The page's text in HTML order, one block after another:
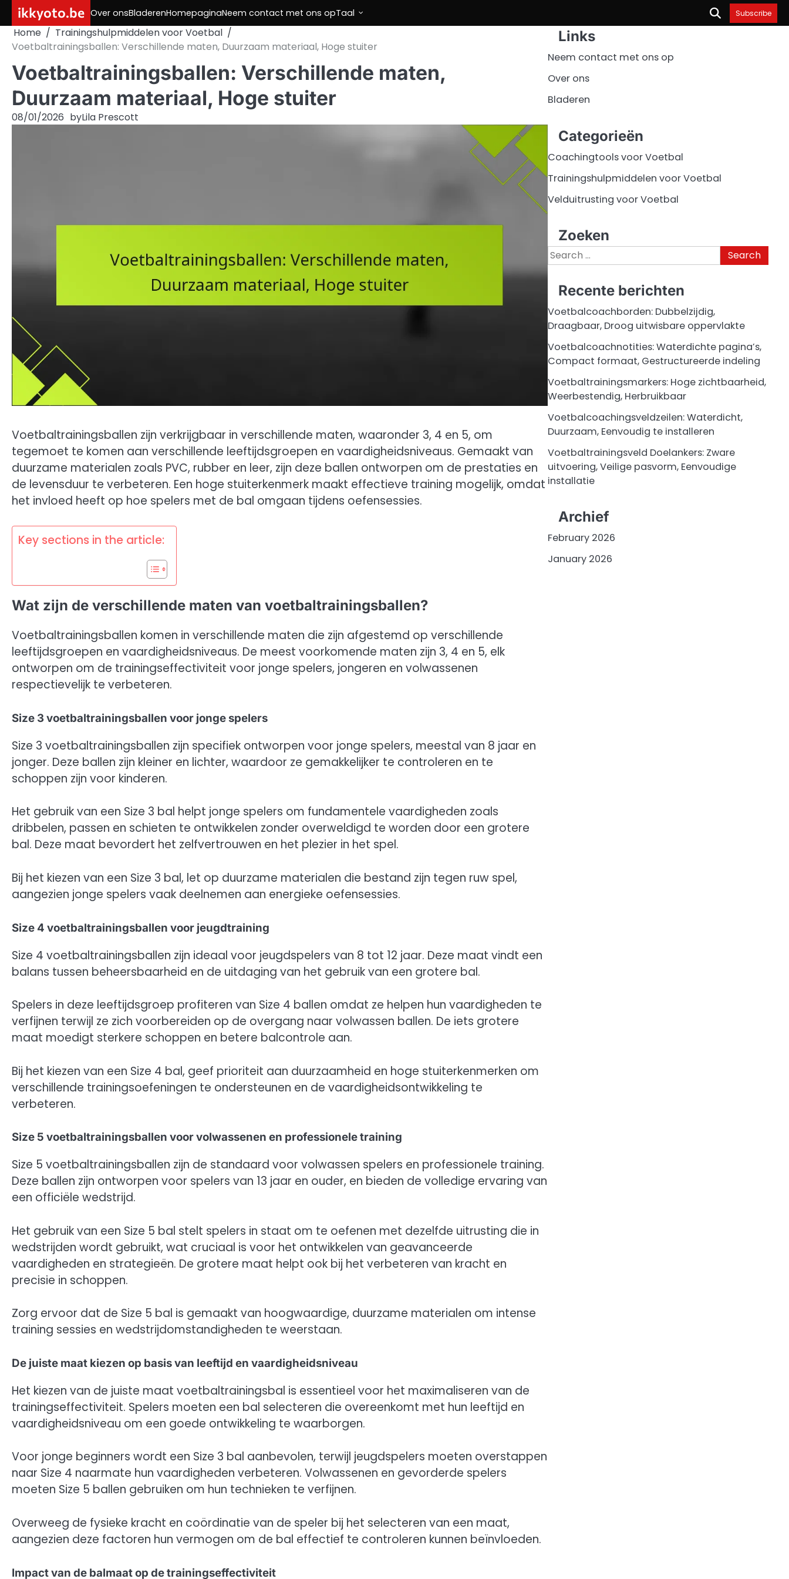
content
ikkyoto.be Over onsBladerenHomepaginaNeem contact met ons opTaal Subscribe
Home
Trainingshulpmiddelen voor Voetbal
Voetbaltrainingsballen: Verschillende maten, Duurzaam materiaal, Hoge stuiter
Voetbaltrainingsballen: Verschillende maten,
Duurzaam materiaal, Hoge stuiter
08/01/2026 byLila Prescott
Voetbaltrainingsballen zijn verkrijgbaar in verschillende maten, waaronder 3, 4 en 5, om
tegemoet te komen aan verschillende leeftijdsgroepen en vaardigheidsniveaus. Gemaakt van
duurzame materialen zoals PVC, rubber en leer, zijn deze ballen ontworpen om de prestaties en
de levensduur te verbeteren. Een hoge stuiterkenmerk maakt effectieve training mogelijk, omdat
het invloed heeft op hoe spelers met de bal omgaan tijdens oefensessies.
Key sections in the article:
Wat zijn de verschillende maten van voetbaltrainingsballen?
Voetbaltrainingsballen komen in verschillende maten die zijn afgestemd op verschillende
leeftijdsgroepen en vaardigheidsniveaus. De meest voorkomende maten zijn 3, 4 en 5, elk
ontworpen om de trainingseffectiviteit voor jonge spelers, jongeren en volwassenen
respectievelijk te verbeteren.
Size 3 voetbaltrainingsballen voor jonge spelers
Size 3 voetbaltrainingsballen zijn specifiek ontworpen voor jonge spelers, meestal van 8 jaar en
jonger. Deze ballen zijn kleiner en lichter, waardoor ze gemakkelijker te controleren en te
schoppen zijn voor kinderen.
Het gebruik van een Size 3 bal helpt jonge spelers om fundamentele vaardigheden zoals
dribbelen, passen en schieten te ontwikkelen zonder overweldigd te worden door een grotere
bal. Deze maat bevordert het zelfvertrouwen en het plezier in het spel.
Bij het kiezen van een Size 3 bal, let op duurzame materialen die bestand zijn tegen ruw spel,
aangezien jonge spelers vaak deelnemen aan energieke oefensessies.
Size 4 voetbaltrainingsballen voor jeugdtraining
Size 4 voetbaltrainingsballen zijn ideaal voor jeugdspelers van 8 tot 12 jaar. Deze maat vindt een
balans tussen beheersbaarheid en de uitdaging van het gebruik van een grotere bal.
Spelers in deze leeftijdsgroep profiteren van Size 4 ballen omdat ze helpen hun vaardigheden te
verfijnen terwijl ze zich voorbereiden op de overgang naar volwassen ballen. De iets grotere
maat moedigt sterkere schoppen en betere balcontrole aan.
Bij het kiezen van een Size 4 bal, geef prioriteit aan duurzaamheid en hoge stuiterkenmerken om
verschillende trainingsoefeningen te ondersteunen en de vaardigheidsontwikkeling te
verbeteren.
Size 5 voetbaltrainingsballen voor volwassenen en professionele training
Size 5 voetbaltrainingsballen zijn de standaard voor volwassen spelers en professionele training.
Deze ballen zijn ontworpen voor spelers van 13 jaar en ouder, en bieden de volledige ervaring van
een officiële wedstrijd.
Het gebruik van een Size 5 bal stelt spelers in staat om te oefenen met dezelfde uitrusting die in
wedstrijden wordt gebruikt, wat cruciaal is voor het ontwikkelen van geavanceerde
vaardigheden en strategieën. De grotere maat helpt ook bij het verbeteren van kracht en
precisie in schoppen.
Zorg ervoor dat de Size 5 bal is gemaakt van hoogwaardige, duurzame materialen om intense
training sessies en wedstrijdomstandigheden te weerstaan.
De juiste maat kiezen op basis van leeftijd en vaardigheidsniveau
Het kiezen van de juiste maat voetbaltrainingsbal is essentieel voor het maximaliseren van de
trainingseffectiviteit. Spelers moeten een bal selecteren die overeenkomt met hun leeftijd en
vaardigheidsniveau om een goede ontwikkeling te waarborgen.
Voor jonge beginners wordt een Size 3 bal aanbevolen, terwijl jeugdspelers moeten overstappen
naar Size 4 naarmate hun vaardigheden verbeteren. Volwassenen en gevorderde spelers
moeten Size 5 ballen gebruiken om hun technieken te verfijnen.
Overweeg de fysieke kracht en coördinatie van de speler bij het selecteren van een maat,
aangezien deze factoren hun vermogen om de bal effectief te controleren kunnen beïnvloeden.
Impact van de balmaat op de trainingseffectiviteit
Links
Neem contact met ons op
Over ons
Bladeren
Categorieën
Coachingtools voor Voetbal
Trainingshulpmiddelen voor Voetbal
Velduitrusting voor Voetbal
Zoeken
Search
for:
Recente berichten
Voetbalcoachborden: Dubbelzijdig,
Draagbaar, Droog uitwisbare oppervlakte
Voetbalcoachnotities: Waterdichte pagina’s,
Compact formaat, Gestructureerde indeling
Voetbaltrainingsmarkers: Hoge zichtbaarheid,
Weerbestendig, Herbruikbaar
Voetbalcoachingsveldzeilen: Waterdicht,
Duurzaam, Eenvoudig te installeren
Voetbaltrainingsveld Doelankers: Zware
uitvoering, Veilige pasvorm, Eenvoudige
installatie
Archief
February 2026
January 2026